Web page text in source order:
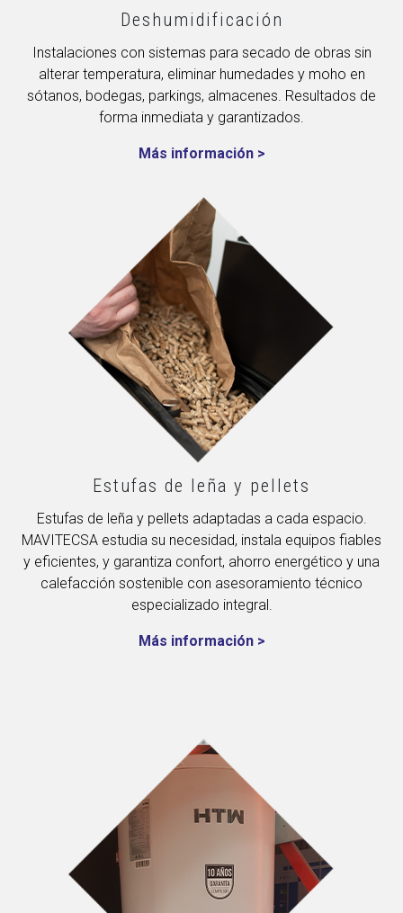
Deshumidificación
Instalaciones con sistemas para secado de obras sin
alterar temperatura, eliminar humedades y moho en
sótanos, bodegas, parkings, almacenes. Resultados de
forma inmediata y garantizados.
Más información >
Estufas de leña y pellets
Estufas de leña y pellets adaptadas a cada espacio.
MAVITECSA estudia su necesidad, instala equipos fiables
y eficientes, y garantiza confort, ahorro energético y una
calefacción sostenible con asesoramiento técnico
especializado integral.
Más información >